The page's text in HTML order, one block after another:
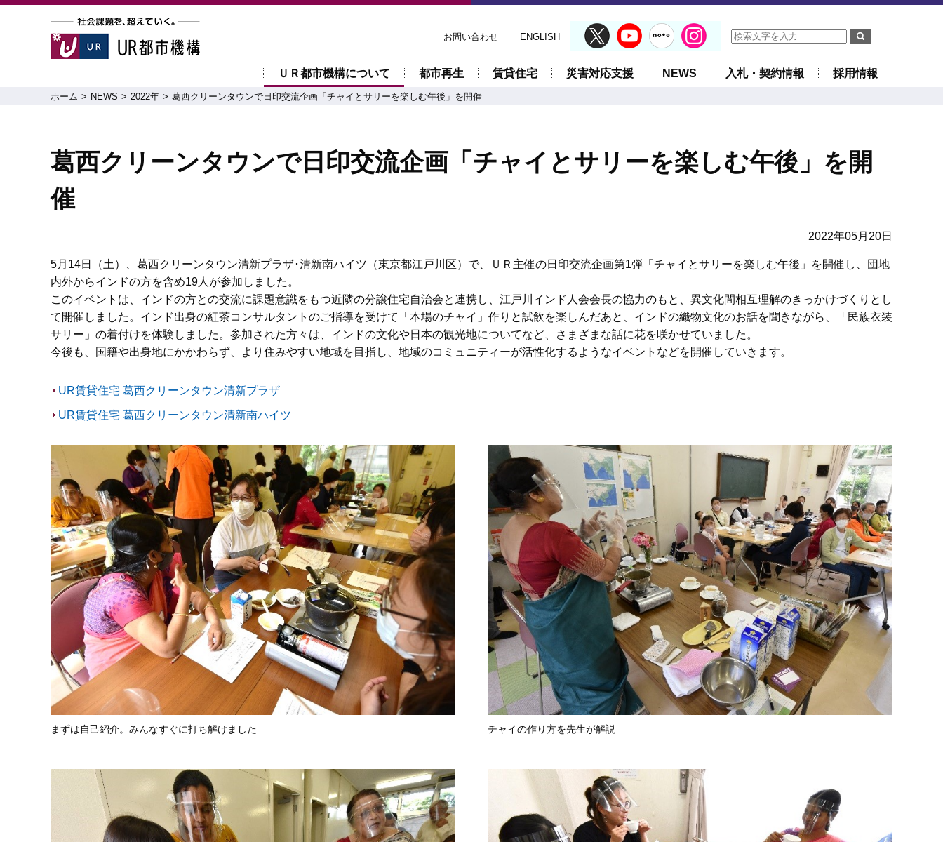
お問い合わせ ENGLISH
ＵＲ都市機構について 都市再生 賃貸住宅 災害対応支援 NEWS 入札・契約情報 採用情報
ホーム NEWS 2022年 葛西クリーンタウンで日印交流企画「チャイとサリーを楽しむ午後」を開催
葛西クリーンタウンで日印交流企画「チャイとサリーを楽しむ午後」を開
催
2022年05月20日
5月14日（土）、葛西クリーンタウン清新プラザ･清新南ハイツ（東京都江戸川区）で、ＵＲ主催の日印交流企画第1弾「チャイとサリーを楽しむ午後」を開催し、団地
内外からインドの方を含め19人が参加しました。
このイベントは、インドの方との交流に課題意識をもつ近隣の分譲住宅自治会と連携し、江戸川インド人会会長の協力のもと、異文化間相互理解のきっかけづくりとし
て開催しました。インド出身の紅茶コンサルタントのご指導を受けて「本場のチャイ」作りと試飲を楽しんだあと、インドの織物文化のお話を聞きながら、「民族衣装
サリー」の着付けを体験しました。参加された方々は、インドの文化や日本の観光地についてなど、さまざまな話に花を咲かせていました。
今後も、国籍や出身地にかかわらず、より住みやすい地域を目指し、地域のコミュニティーが活性化するようなイベントなどを開催していきます。
UR賃貸住宅 葛西クリーンタウン清新プラザ
UR賃貸住宅 葛西クリーンタウン清新南ハイツ
まずは自己紹介。みんなすぐに打ち解けました チャイの作り方を先生が解説